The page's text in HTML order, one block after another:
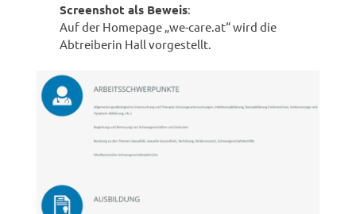
Screenshot als Beweis:
Auf der Homepage „we-care.at“ wird die
Abtreiberin Hall vorgestellt.